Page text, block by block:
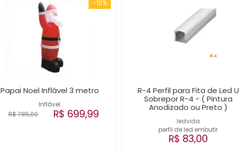
-10%
Inflável
Papai Noel Inflável 3 metro
R$ 785,00 R$ 699,99
ledvida
perfil de led embutir
R-4 Perfil para Fita de Led U
Sobrepor R-4 - ( Pintura
Anodizado ou Preto )
R$ 83,00